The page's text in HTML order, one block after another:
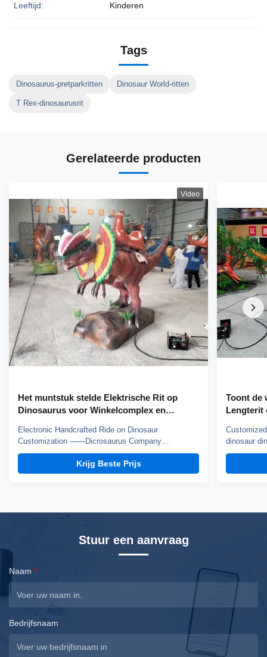
Leeftijd: Kinderen
Tags
Dinosaurus-pretparkritten Dinosaur World-ritten
T Rex-dinosaurusrit
Gerelateerde producten
Video
Het muntstuk stelde Elektrische Rit op
Dinosaurus voor Winkelcomplex en
Electronic Handcrafted Ride on Dinosaur
Customization ——Dicrosaurus Company
introduction Zigong City Red Tiger Culture & Art
Co.,Ltd was established in early 2016, which is
located in the hometown of dinosaurs-- Zigong City,
Krijg Beste Prijs
Toont de
Lengterit
dinosaur
Dinosaur
Crafted
Stuur een aanvraag
Naam *
Bedrijfsnaam